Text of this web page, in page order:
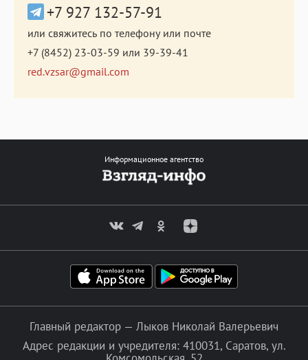
+7 927 132-57-91
или свяжитесь по телефону или почте
+7 (8452) 23-03-59 или 39-39-41
red.vzsar@gmail.com
Информационное агентство
Главный редактор — Лыков Николай Валерьевич
Адрес редакции и учредителя: 410031, Саратов, ул.